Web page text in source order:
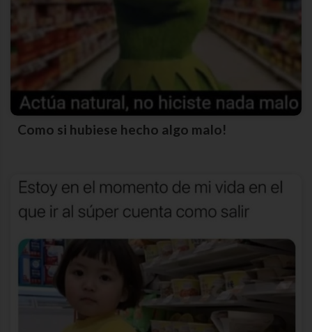
Como si hubiese hecho algo malo!